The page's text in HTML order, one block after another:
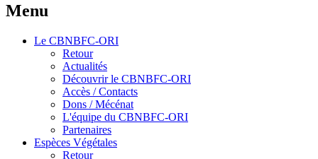
Menu
Le CBNBFC-ORI
Retour
Actualités
Découvrir le CBNBFC-ORI
Accès / Contacts
Dons / Mécénat
L'équipe du CBNBFC-ORI
Partenaires
Espèces Végétales
Retour